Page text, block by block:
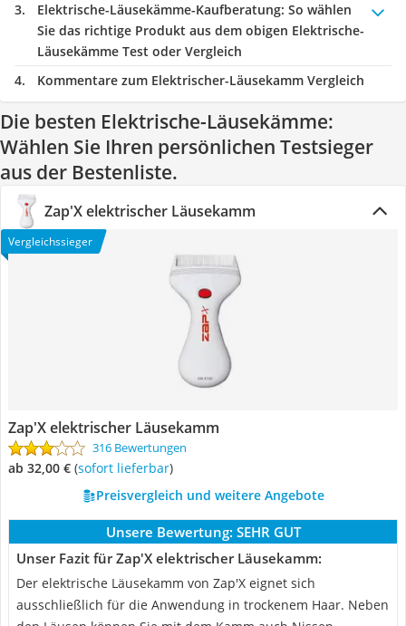
Elektrische-Läusekämme-Kaufberatung: So wählen
Sie das richtige Produkt aus dem obigen Elektrische-
Läusekämme Test oder Vergleich
Kommentare zum Elektrischer-Läusekamm Vergleich
Die besten Elektrische-Läusekämme:
Wählen Sie Ihren persönlichen Testsieger
aus der Bestenliste.
Zap'X elektrischer Läusekamm
Vergleichssieger
Zap'X elektrischer Läusekamm
316 Bewertungen
ab 32,00 € ( Sofort lieferbar)
Preisvergleich und weitere Angebote
Unsere Bewertung: SEHR GUT
Unser Fazit für Zap'X elektrischer Läusekamm:
Der elektrische Läusekamm von Zap'X eignet sich
ausschließlich für die Anwendung in trockenem Haar. Neben